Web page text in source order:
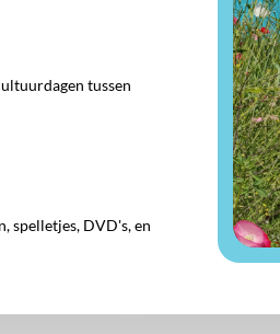
tussen
spelletjes, DVD's, en